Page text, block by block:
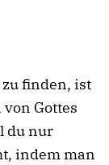
finden, ist
Gottes
du nur
indem man